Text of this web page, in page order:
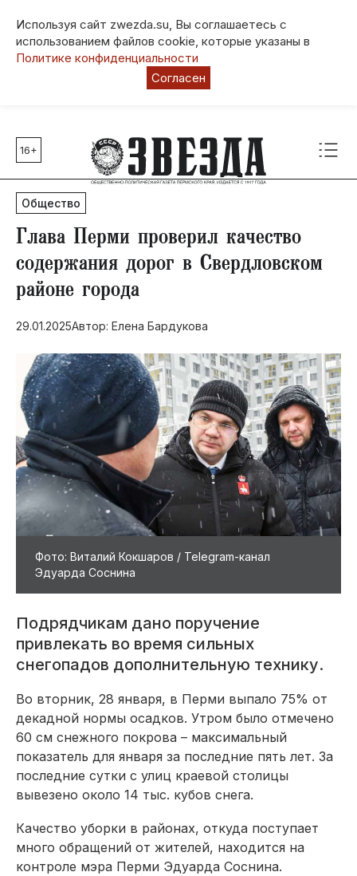
Используя сайт zwezda.su, Вы соглашаетесь с
использованием файлов cookie, которые указаны в
Политике конфиденциальности
Согласен
Главные темы
80 лет Победы
Молодежная столица РФ
СВО
Социальная поддержка
Инфраструктура
Благоустройство
16+
Общество
Глава Перми проверил качество
содержания дорог в Свердловском
районе города
29.01.2025Автор: Елена Бардукова
Фото: Виталий Кокшаров / Telegram-канал
Эдуарда Соснина
Подрядчикам дано поручение
привлекать во время сильных
снегопадов дополнительную технику.
Во вторник, 28 января, в Перми выпало 75% от
декадной нормы осадков. Утром было отмечено
60 см снежного покрова – максимальный
показатель для января за последние пять лет. За
последние сутки с улиц краевой столицы
вывезено около 14 тыс. кубов снега.
Качество уборки в районах, откуда поступает
много обращений от жителей, находится на
контроле мэра Перми Эдуарда Соснина.